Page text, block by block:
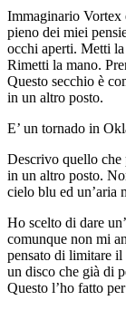
Immaginario Vortex
pieno dei miei
occhi aperti. Metti
Rimetti la mano.
Questo secchio è
in un altro posto.
E’ un tornado in
Descrivo quello che
in un altro posto.
cielo blu ed un’aria
Ho scelto di dare
comunque non mi
pensato di limitare
un disco che già di
Questo l’ho fatto